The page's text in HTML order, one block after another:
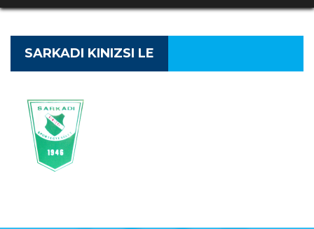
SARKADI KINIZSI LE